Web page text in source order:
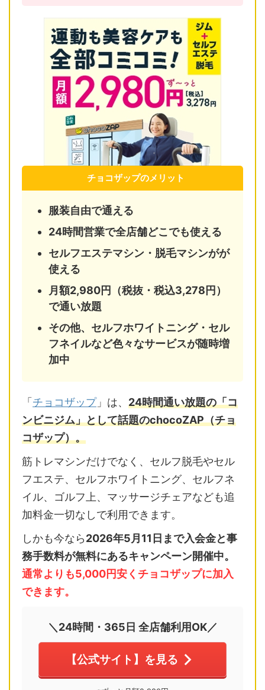
チョコザップのメリット
服装自由で通える
24時間営業で全店舗どこでも使える
セルフエステマシン・脱毛マシンがが
使える
月額2,980円（税抜・税込3,278円）
で通い放題
その他、セルフホワイトニング・セル
フネイルなど色々なサービスが随時増
加中
「 チョコザップ」は、 24時間通い放題の「コ
ンビニジム」として話題のchocoZAP（チョ
コザップ）。
筋トレマシンだけでなく、セルフ脱毛やセル
フエステ、セルフホワイトニング、セルフネ
イル、ゴルフ上、マッサージチェアなども追
加料金一切なしで利用できます。
しかも今なら2026年5月11日まで入会金と事
務手数料が無料にあるキャンペーン開催中。
通常よりも5,000円安くチョコザップに加入
できます。
＼24時間・365日 全店舗利用OK／
【公式サイト】を見る